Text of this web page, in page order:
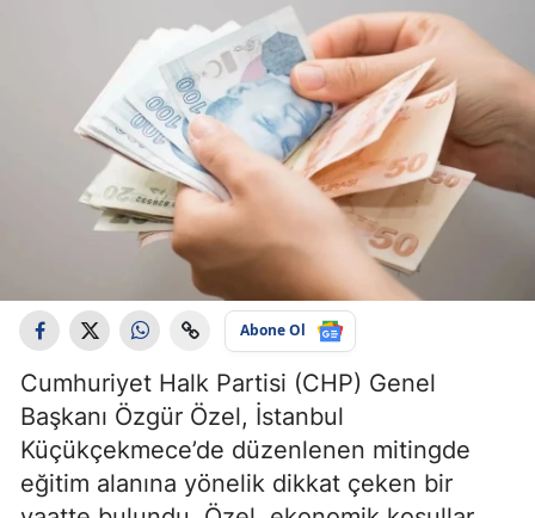
Abone Ol
Cumhuriyet Halk Partisi (CHP) Genel
Başkanı Özgür Özel, İstanbul
Küçükçekmece’de düzenlenen mitingde
eğitim alanına yönelik dikkat çeken bir